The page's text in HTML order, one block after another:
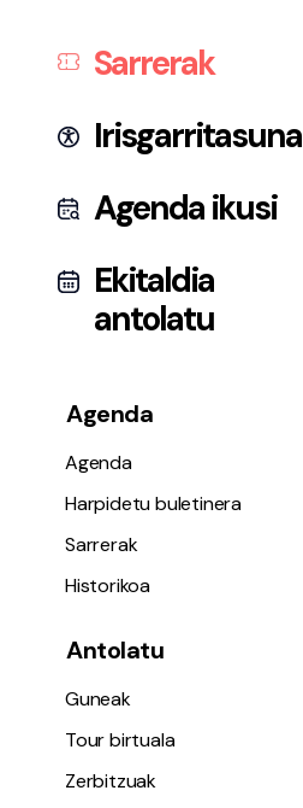
Sarrerak
Irisgarritasuna
Agenda ikusi
Ekitaldia
antolatu
Agenda
Agenda
Harpidetu buletinera
Sarrerak
Historikoa
Antolatu
Guneak
Tour birtuala
Zerbitzuak